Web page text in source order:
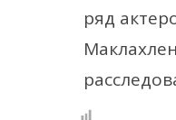
ряд